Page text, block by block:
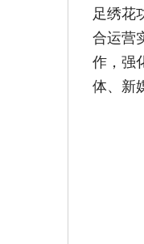
足绣花
合运营
作，强
体、新